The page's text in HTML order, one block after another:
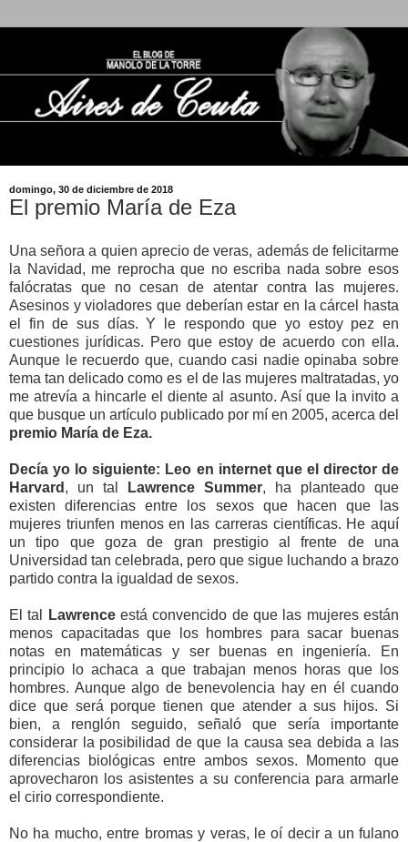
domingo, 30 de diciembre de 2018
El premio María de Eza
Una señora a quien aprecio de veras, además de felicitarme
la Navidad, me reprocha que no escriba nada sobre esos
falócratas que no cesan de atentar contra las mujeres.
Asesinos y violadores que deberían estar en la cárcel hasta
el fin de sus días. Y le respondo que yo estoy pez en
cuestiones jurídicas. Pero que estoy de acuerdo con ella.
Aunque le recuerdo que, cuando casi nadie opinaba sobre
tema tan delicado como es el de las mujeres maltratadas, yo
me atrevía a hincarle el diente al asunto. Así que la invito a
que busque un artículo publicado por mí en 2005, acerca del
premio María de Eza.
Decía yo lo siguiente: Leo en internet que el director de
Harvard , un tal Lawrence Summer, ha planteado que
existen diferencias entre los sexos que hacen que las
mujeres triunfen menos en las carreras científicas. He aquí
un tipo que goza de gran prestigio al frente de una
Universidad tan celebrada, pero que sigue luchando a brazo
partido contra la igualdad de sexos.
El tal Lawrenceestá convencido de que las mujeres están
menos capacitadas que los hombres para sacar buenas
notas en matemáticas y ser buenas en ingeniería. En
principio lo achaca a que trabajan menos horas que los
hombres. Aunque algo de benevolencia hay en él cuando
dice que será porque tienen que atender a sus hijos. Si
bien, a renglón seguido, señaló que sería importante
considerar la posibilidad de que la causa sea debida a las
diferencias biológicas entre ambos sexos. Momento que
aprovecharon los asistentes a su conferencia para armarle
el cirio correspondiente.
No ha mucho, entre bromas y veras, le oí decir a un fulano